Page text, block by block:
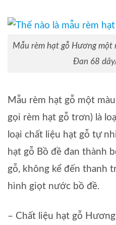
Mẫu rèm hạt gỗ Hương một
Đan 68
Mẫu rèm hạt gỗ một
gọi rèm hạt gỗ trơn) là
loại chất liệu hạt gỗ tự
hạt gỗ Bồ đề đan thành
gỗ, không kể đến thanh
hình giọt nước bồ đề.
– Chất liệu hạt gỗ